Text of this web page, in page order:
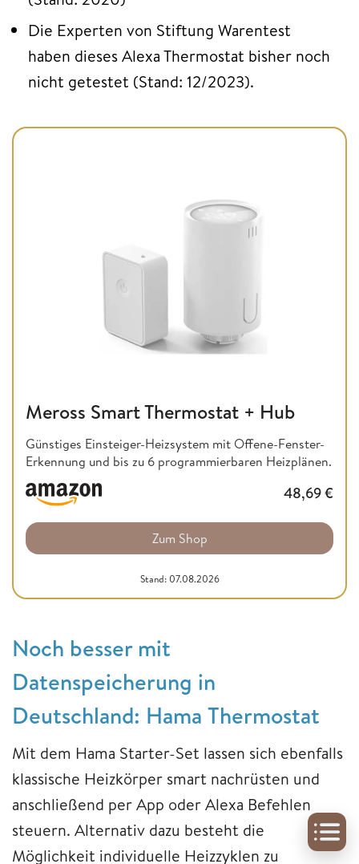
Die Experten von Stiftung Warentest
haben dieses Alexa Thermostat bisher noch
nicht getestet (Stand: 12/2023).
Meross Smart Thermostat + Hub
Günstiges Einsteiger-Heizsystem mit Offene-Fenster-
Erkennung und bis zu 6 programmierbaren Heizplänen.
48,69€
Zum Shop
Stand: 07.08.2026
Noch besser mit
Datenspeicherung in
Deutschland: Hama Thermostat
Mit dem Hama Starter-Set lassen sich ebenfalls
klassische Heizkörper smart nachrüsten und
anschließend per App oder Alexa Befehlen
steuern. Alternativ dazu besteht die
Möglichkeit individuelle Heizzyklen zu